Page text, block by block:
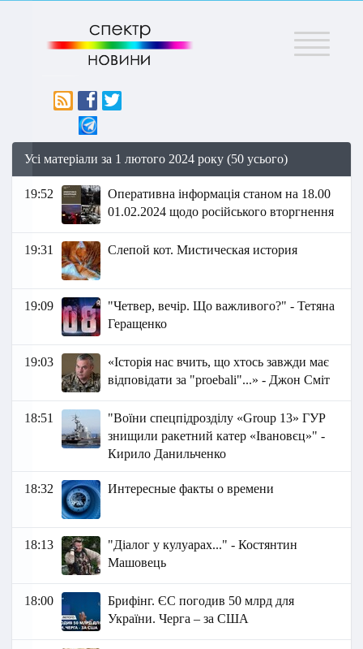
Меню
Усі матеріали за 1 лютого 2024 року (50 усього)
19:52
Оперативна інформація станом на 18.00
01.02.2024 щодо російського вторгнення
19:31 Слепой кот. Мистическая история
19:09
"Четвер, вечір. Що важливого?" - Тетяна
Геращенко
19:03
«Історія нас вчить, що хтось завжди має
відповідати за "proebali"...» - Джон Сміт
18:51
"Воїни спецпідрозділу «Group 13» ГУР
знищили ракетний катер «Івановєц»" -
Кирило Данильченко
18:32 Интересные факты о времени
18:13
"Діалог у кулуарах..." - Костянтин
Машовець
18:00
Брифінг. ЄС погодив 50 млрд для
України. Черга – за США